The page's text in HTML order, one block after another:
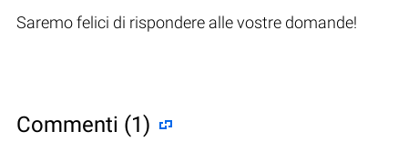
Saremo felici di rispondere alle vostre domande!
Commenti (1)